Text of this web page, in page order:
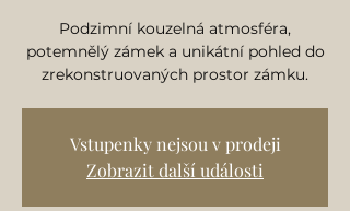
Podzimní kouzelná atmosféra,
potemnělý zámek a unikátní pohled do
zrekonstruovaných prostor zámku.
Vstupenky nejsou v prodeji
Zobrazit další události